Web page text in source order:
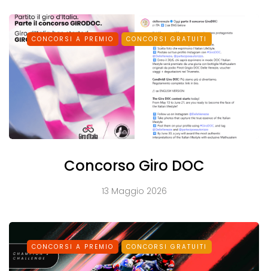
CONCORSI A PREMIO CONCORSI GRATUITI
Concorso Giro DOC
13 Maggio 2026
CONCORSI A PREMIO CONCORSI GRATUITI